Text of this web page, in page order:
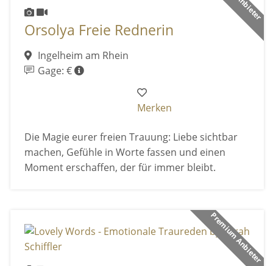
Orsolya Freie Rednerin
Ingelheim am Rhein
Gage: €
Merken
Die Magie eurer freien Trauung: Liebe sichtbar
machen, Gefühle in Worte fassen und einen
Moment erschaffen, der für immer bleibt.
Premium Anbieter